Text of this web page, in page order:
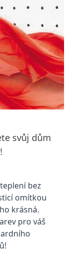
svůj dům
bez
omítkou
krásná.
pro váš